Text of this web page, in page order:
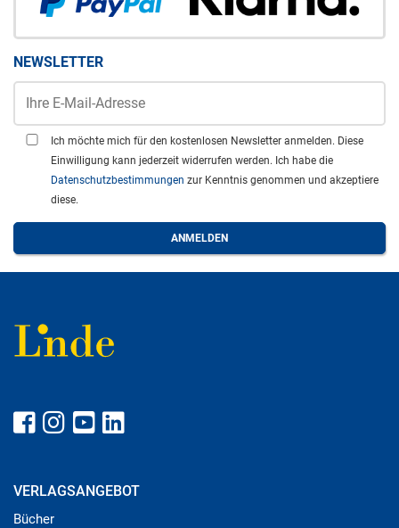
NEWSLETTER
Ich möchte mich für den kostenlosen Newsletter anmelden. Diese
Einwilligung kann jederzeit widerrufen werden. Ich habe die
Datenschutzbestimmungen zur Kenntnis genommen und akzeptiere
diese.
VERLAGSANGEBOT
Bücher